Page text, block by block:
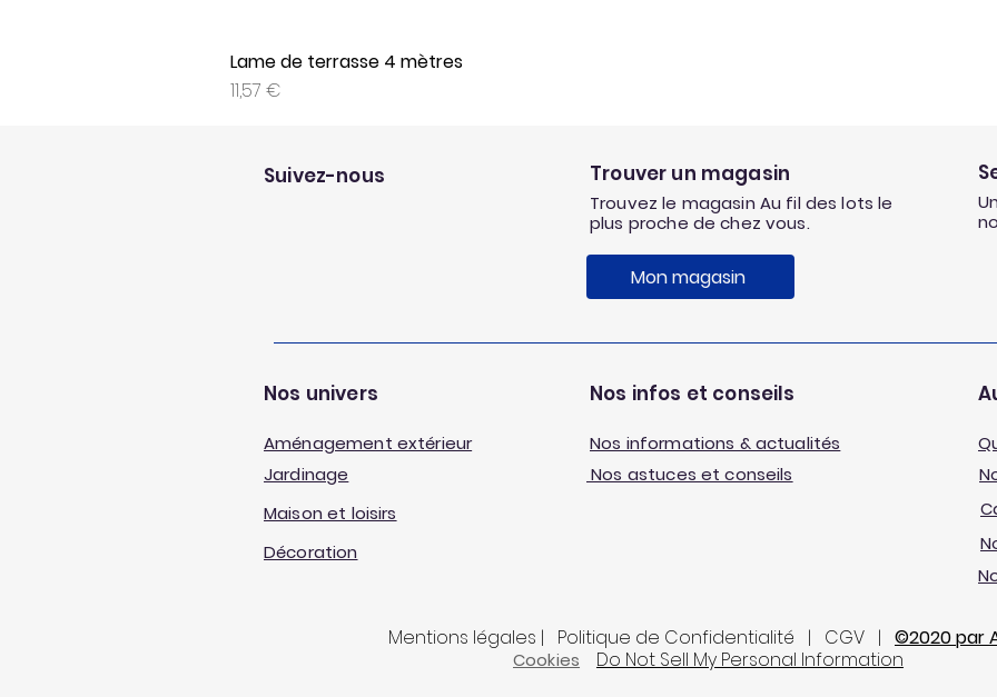
Lame de terrasse 4 mètres
Prix
11,57 €
Suivez-nous Trouver un magasin
Trouvez le magasin Au fil des lots le
plus proche de chez vous.
Mon magasin
Nos univers
Aménagement extérieur
Jardinage
Nos infos et conseils
Nos informations & actualités
Nos astuces et conseils
Maison et loisirs
Décoration
Mentions légales | Politique de Confidentialité | CGV | ©2020 par
Cookies Do Not Sell My Personal Information